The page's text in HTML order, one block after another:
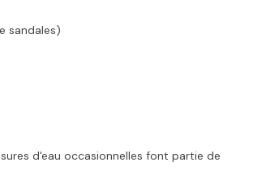
sandales)
d'eau occasionnelles font partie de